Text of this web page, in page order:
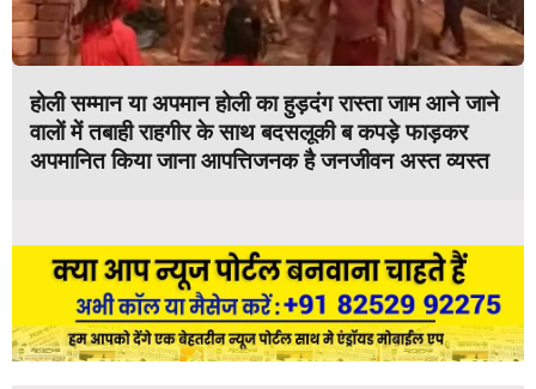
होली सम्मान या अपमान होली का हुड़दंग रास्ता जाम आने जाने
वालों में तबाही राहगीर के साथ बदसलूकी ब कपड़े फाड़कर
अपमानित किया जाना आपत्तिजनक है जनजीवन अस्त व्यस्त